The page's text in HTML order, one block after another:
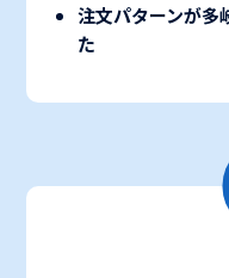
注文パターンが多
た